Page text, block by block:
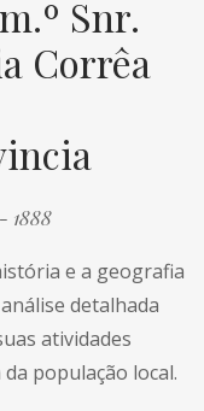
Snr.
Corrêa
1888
e a geografia
detalhada
atividades
população local.